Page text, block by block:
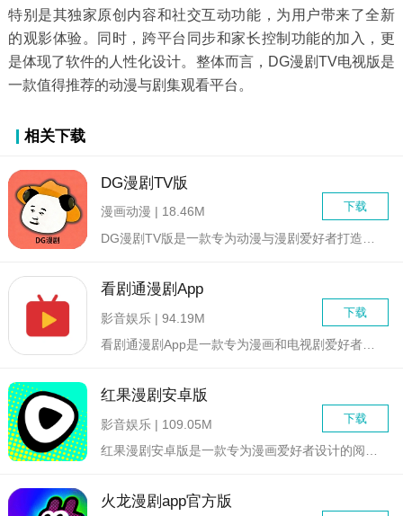
特别是其独家原创内容和社交互动功能，为用户带来了全新
的观影体验。同时，跨平台同步和家长控制功能的加入，更
是体现了软件的人性化设计。整体而言，DG漫剧TV电视版是
一款值得推荐的动漫与剧集观看平台。
相关下载
DG漫剧TV版
下载
漫画动漫 | 18.46M
DG漫剧TV版是一款专为动漫与漫剧爱好者打造的综合性视频播放...
看剧通漫剧App
下载
影音娱乐 | 94.19M
看剧通漫剧App是一款专为漫画和电视剧爱好者设计的综合娱乐平...
红果漫剧安卓版
下载
影音娱乐 | 109.05M
红果漫剧安卓版是一款专为漫画爱好者设计的阅读应用，集合了丰富...
火龙漫剧app官方版